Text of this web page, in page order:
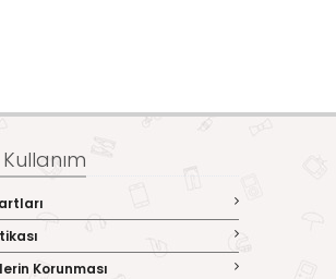
Korunması